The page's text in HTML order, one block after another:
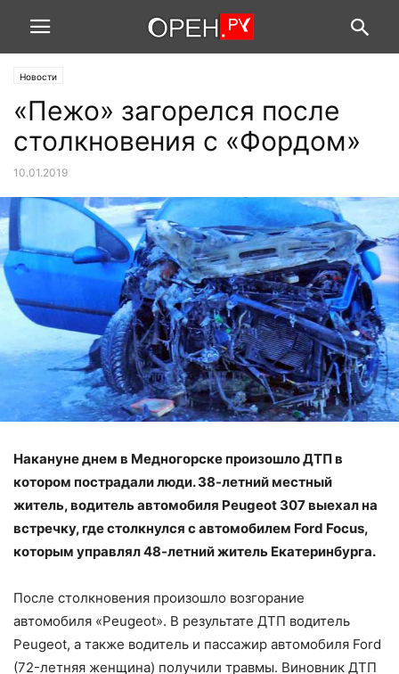
Новости
«Пежо» загорелся после
столкновения с «Фордом»
10.01.2019
Накануне днем в Медногорске произошло ДТП в
котором пострадали люди. 38-летний местный
житель, водитель автомобиля Peugeot 307 выехал на
встречку, где столкнулся с автомобилем Ford Focus,
которым управлял 48-летний житель Екатеринбурга.
После столкновения произошло возгорание
автомобиля «Peugeot». В результате ДТП водитель
Peugeot, а также водитель и пассажир автомобиля Ford
(72-летняя женщина) получили травмы. Виновник ДТП